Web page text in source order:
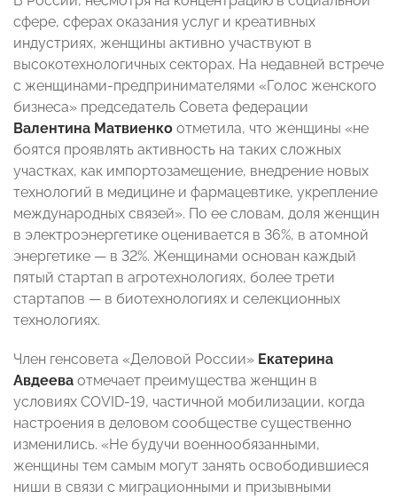
сфере, сферах оказания услуг и креативных
индустриях, женщины активно участвуют в
высокотехнологичных секторах. На недавней встрече
с женщинами-предпринимателями «Голос женского
бизнеса» председатель Совета федерации
Валентина Матвиенко отметила, что женщины «не
боятся проявлять активность на таких сложных
участках, как импортозамещение, внедрение новых
технологий в медицине и фармацевтике, укрепление
международных связей». По ее словам, доля женщин
в электроэнергетике оценивается в 36%, в атомной
энергетике — в 32%. Женщинами основан каждый
пятый стартап в агротехнологиях, более трети
стартапов — в биотехнологиях и селекционных
технологиях.
Член генсовета «Деловой России» Екатерина
Авдеева отмечает преимущества женщин в
условиях COVID-19, частичной мобилизации, когда
настроения в деловом сообществе существенно
изменились. «Не будучи военнообязанными,
женщины тем самым могут занять освободившиеся
ниши в связи с миграционными и призывными